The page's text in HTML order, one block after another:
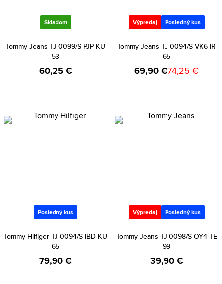
Skladom
Tommy Jeans TJ 0099/S PJP KU
53
60,25 €
Výpredaj Posledný kus
Tommy Jeans TJ 0094/S VK6 IR
65
69,90 €74,25 €
Posledný kus
Tommy Hilfiger TJ 0094/S IBD KU
65
79,90 €
Výpredaj Posledný kus
Tommy Jeans TJ 0098/S OY4 TE
99
39,90 €